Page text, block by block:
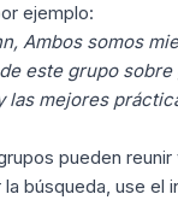
ejemplo:
Ambos somos
este grupo
las mejores
pueden
búsqueda, use el